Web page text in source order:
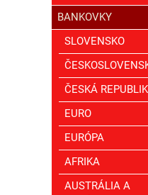
BANKOVKY
SLOVENSKO
ČESKÁ
EURO
EURÓPA
AFRIKA
AUSTRÁLIA A